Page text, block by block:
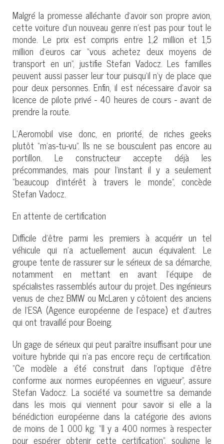
Malgré la promesse alléchante d’avoir son propre avion,
cette voiture d’un nouveau genre n’est pas pour tout le
monde. Le prix est compris entre 1,2 million et 1,5
million d’euros car “vous achetez deux moyens de
transport en un”, justifie Stefan Vadocz. Les familles
peuvent aussi passer leur tour puisqu’il n’y de place que
pour deux personnes. Enfin, il est nécessaire d’avoir sa
licence de pilote privé - 40 heures de cours - avant de
prendre la route.
L’Aeromobil vise donc, en priorité, de riches geeks
plutôt “m’as-tu-vu”. Ils ne se bousculent pas encore au
portillon. Le constructeur accepte déjà les
précommandes, mais pour l’instant il y a seulement
“beaucoup d’intérêt à travers le monde”, concède
Stefan Vadocz.
En attente de certification
Difficile d’être parmi les premiers à acquérir un tel
véhicule qui n’a actuellement aucun équivalent. Le
groupe tente de rassurer sur le sérieux de sa démarche,
notamment en mettant en avant l’équipe de
spécialistes rassemblés autour du projet. Des ingénieurs
venus de chez BMW ou McLaren y côtoient des anciens
de l’ESA (Agence européenne de l’espace) et d’autres
qui ont travaillé pour Boeing.
Un gage de sérieux qui peut paraître insuffisant pour une
voiture hybride qui n’a pas encore reçu de certification.
“Ce modèle a été construit dans l’optique d’être
conforme aux normes européennes en vigueur”, assure
Stefan Vadocz. La société va soumettre sa demande
dans les mois qui viennent pour savoir si elle a la
bénédiction européenne dans la catégorie des avions
de moins de 1 000 kg. “Il y a 400 normes à respecter
pour espérer obtenir cette certification”, souligne le